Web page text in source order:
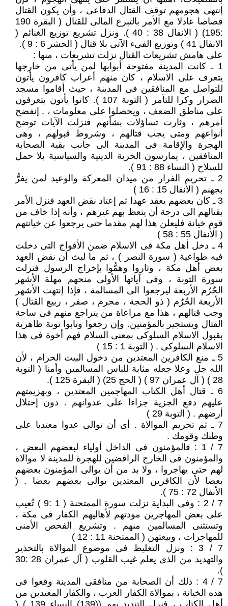
إنتهى هجومهم توقف القتال الدفاعى ، وأن يكون القتال
قصاصا عادلا مع الأمر بالتبرع المالى للقتال ( البقرة 190
:195) ( الانفال 38 : 40 ). ونزل تشريع توزيع الغنائم (
الانفال 41 ) وتوزيع الفىء الآتى بلا قتال ( الحشر 6 : 9 ).
على هامش تشريعات القتال نزلت تشريعات ، منها :
1 ـ كانت المدينة مفتوحة أبوابها لمن يأتى من خارجها
يتعرف على الاسلام ، كان منهم أعراب كافرون يأتون
للتواصل مع المنافقين فى المدينة ، حيث أقاموا مسجد
الضرار وكرا للتآمر ( التوبة 107 ). كانوا يأتون يتعرفون
على مناطق الضعف ، ويحصلوا على معلومات ، . إنفضح
أمرهم ، وثارت تساؤلات بشأنهم فنزلت الآيات توضح
أنواعهم ومتى يجب قتالهم ، وشروط قبولهم ، وهى
الهجرة والإقامة فى المدينة الى جانب بقية الصحابة
المنافقين ، يمارسون الحرية الدينية والسياسية بلا حمل
للسلاح ( النساء 88 : 91 ).
2 ـ تحريم الفرار من ميدان المعركة والوعيد لمن يفرُّ
بجهنم ( الأنفال 15 : 16 )
3 ـ كان بعضهم يعقد عهدا ثم إعتاد نقض العهد فنزل الأمر
بقتالهم الى درجة أن يتعظ بهم غيرهم ، وأنه إذا خاف من
قوم خيانة فليعلن هذا لهم مقدما حتى يرجعوا عن خيانتهم
( الأنفال 55 : 58 )
4 ـ دخل أهل مكة فى الاسلام ضمن الأفواج التى دخلت
فيه طواعية ( سورة النصر ) ، ثم ما لبث أن نقض العهد
بعض أهل مكة ، وثاروا وهمُّوا بإخراج الرسول فنزلت
سورة التوبة ، وفى آياتها الأولى منحهم مهلة الأشهر
الحُرُم الأربعة ليرجعوا الى المسالمة ، فإذا إنتهت الأشهر
الأربعة الحُرُم ( ذو الحجة ، محرم ، صفر ، ربيع القتال )
وجب قتالهم ، هذا مع مراعاة من يتراجع منهم فى ساحة
القتال ويستجير بالمؤمنين. وإن رجعوا وتابوا توبة ظاهرية
بقبول الاسلام السلوكى بمعنى السلام فهم أخوة فى هذا
الاسلام السلوكى . ( التوبة 1 : 15 )
5 ـ منع الكافرين المعتدين من دخول البيت الحرام ، لأن
الله جل وعلا جعله مثابة للناس المسالمين وأمنا ( التوبة
28 ) ( آل عمران 97 ) ( الحج 25) ( البقرة 125 ).
6 ـ قتال أهل الكتاب المهاجمين المعتدين ، وبهزيمتهم
عليهم دفع الجزية جزاءا على عدوانهم . دون إحتلال
أرضهم . ( التوبة 29 )
7 ـ ثم تحريم الموالاة . أى أن توالى عدوا معتديا على
وطنك وقومك .
7 / 1 : فالمؤمنون فى الداخل أولياء لبعضهم البعض ،
والمؤمنون فى الخارج الرافضين للهجرة للمدينة لا موالاة
لهم حتى يهاجروا ، ولا بد من أن يوالى المؤمنون بعضهم
بعضا لأن الكافرين المعتدين يوالى بعضهم بعضا . (
الأنفال 72 : 75 ).
7 / 2 : وفى البداية نزلت سورة الممتحنة ( 1 :9 ) تُعيب
على بعض المهاجرين مودتهم لأهاليهم الكفار فى مكة ،
وتستثنى المسالمين منهم . وتشريع الفحص الأمنى
للمهاجرات ، وبيعتهن ( الممتحنة 11 : 12 )
7 / 3 : ونزل التغليظ فى موضوع الموالاة بالتحذير
والتهديد من الذى يعلم غيب القلوب ( آل عمران 28 :30
).
7 / 4 : ذلك أن الصحابة من منافقى المدينة وقعوا فى
هذه الخيانة ، بموالاة الكفار العرب ، والكفار المعتدين من